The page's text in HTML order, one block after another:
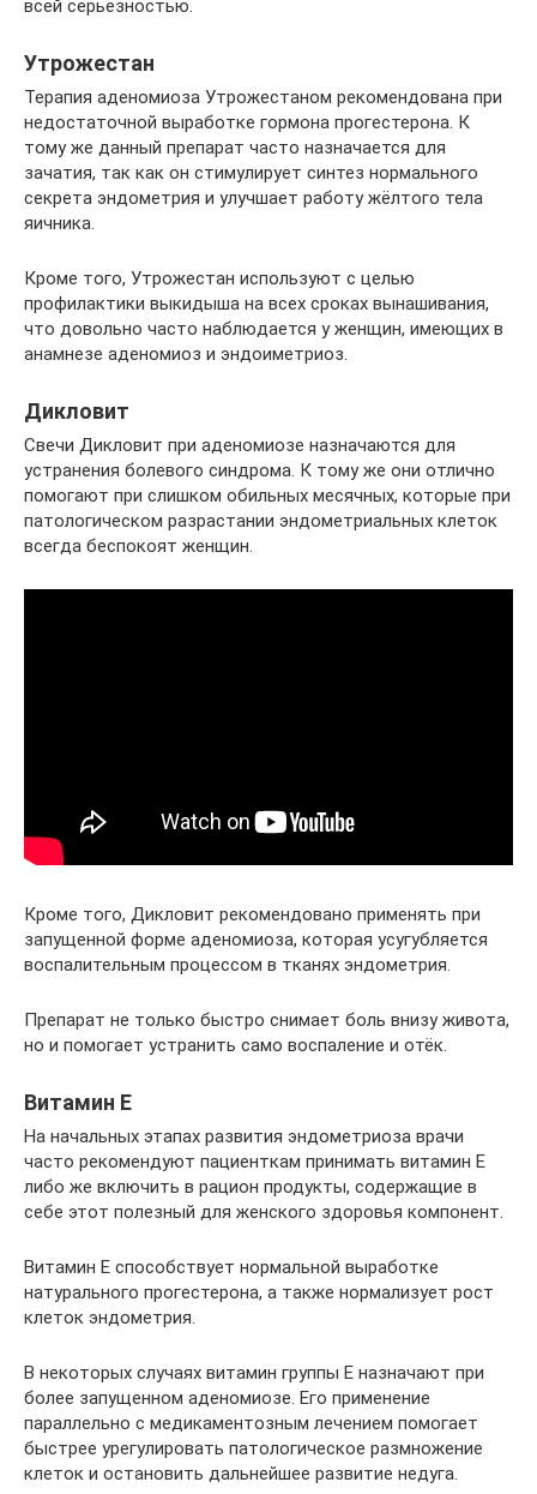
всей серьёзностью.
Утрожестан
Терапия аденомиоза Утрожестаном рекомендована при
недостаточной выработке гормона прогестерона. К
тому же данный препарат часто назначается для
зачатия, так как он стимулирует синтез нормального
секрета эндометрия и улучшает работу жёлтого тела
яичника.
Кроме того, Утрожестан используют с целью
профилактики выкидыша на всех сроках вынашивания,
что довольно часто наблюдается у женщин, имеющих в
анамнезе аденомиоз и эндоиметриоз.
Дикловит
Свечи Дикловит при аденомиозе назначаются для
устранения болевого синдрома. К тому же они отлично
помогают при слишком обильных месячных, которые при
патологическом разрастании эндометриальных клеток
всегда беспокоят женщин.
Кроме того, Дикловит рекомендовано применять при
запущенной форме аденомиоза, которая усугубляется
воспалительным процессом в тканях эндометрия.
Препарат не только быстро снимает боль внизу живота,
но и помогает устранить само воспаление и отёк.
Витамин Е
На начальных этапах развития эндометриоза врачи
часто рекомендуют пациенткам принимать витамин Е
либо же включить в рацион продукты, содержащие в
себе этот полезный для женского здоровья компонент.
Витамин Е способствует нормальной выработке
натурального прогестерона, а также нормализует рост
клеток эндометрия.
В некоторых случаях витамин группы Е назначают при
более запущенном аденомиозе. Его применение
параллельно с медикаментозным лечением помогает
быстрее урегулировать патологическое размножение
клеток и остановить дальнейшее развитие недуга.